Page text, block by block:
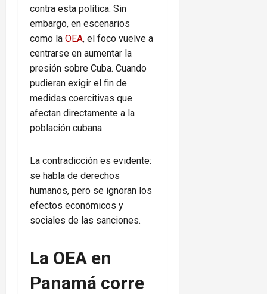
contra esta política. Sin
embargo, en escenarios
como la OEA, el foco vuelve a
centrarse en aumentar la
presión sobre Cuba. Cuando
pudieran exigir el fin de
medidas coercitivas que
afectan directamente a la
población cubana.
La contradicción es evidente:
se habla de derechos
humanos, pero se ignoran los
efectos económicos y
sociales de las sanciones.
La OEA en
Panamá corre